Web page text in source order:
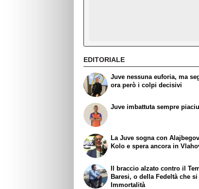
EDITORIALE
Juve nessuna euforia, ma
ora però i colpi decisivi
Juve imbattuta sempre
La Juve sogna con
Kolo e spera ancora in
Il braccio alzato contro il
Baresi, o della Fedeltà che si
Immortalità